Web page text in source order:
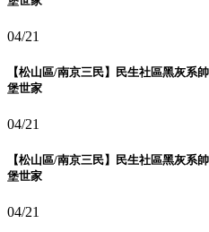
04/21
【松山區/南京三民】民生社區黑灰系
堡世家
04/21
【松山區/南京三民】民生社區黑灰系
堡世家
04/21